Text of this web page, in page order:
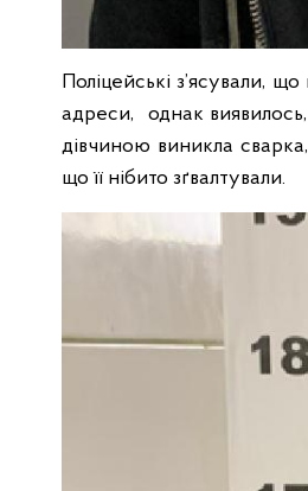
Поліцейські з’ясували,
адреси, однак
дівчиною виникла
що її нібито зґвалтували.